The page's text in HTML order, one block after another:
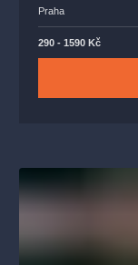
Praha
290 - 1590 Kč